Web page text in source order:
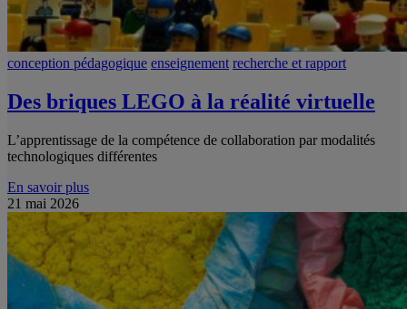
conception pédagogique enseignement recherche et rapport
Des briques LEGO à la réalité virtuelle
L’apprentissage de la compétence de collaboration par modalités
technologiques différentes
En savoir plus
21 mai 2026